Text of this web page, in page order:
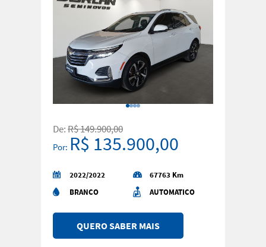
De:R$ 149.900,00
Por: R$ 135.900,00
2022/2022
67763 Km
BRANCO
AUTOMATICO
QUERO SABER MAIS